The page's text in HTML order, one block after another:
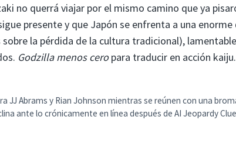
no querrá viajar por el mismo camino que ya
presente y que Japón se enfrenta a una
la pérdida de la cultura tradicional),
Godzilla menos ceropara traducir en acción kaiju.
JJ Abrams y Rian Johnson mientras se reúnen con una
ante lo crónicamente en línea después de AI Jeopardy Clue